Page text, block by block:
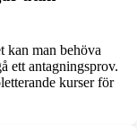
kan man behöva
ett antagningsprov.
kurser för